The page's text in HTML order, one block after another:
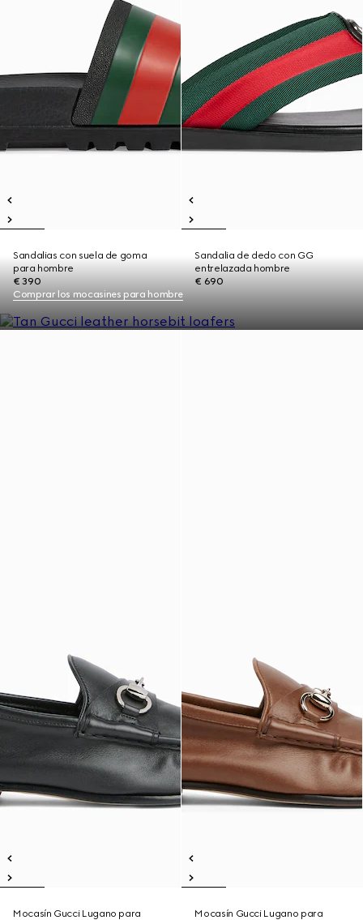
Sandalias con suela de goma
para hombre
€ 390
Sandalia de dedo con GG
entrelazada hombre
€ 690
Comprar los mocasines para hombre
Mocasín Gucci Lugano para
Mocasín Gucci Lugano para